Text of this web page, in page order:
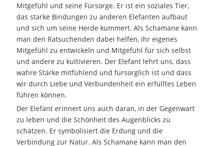
Mitgefühl und seine Fürsorge. Er ist ein soziales Tier,
das starke Bindungen zu anderen Elefanten aufbaut
und sich um seine Herde kümmert. Als Schamane kann
man den Ratsuchenden dabei helfen, ihr eigenes
Mitgefühl zu entwickeln und Mitgefühl für sich selbst
und andere zu kultivieren. Der Elefant lehrt uns, dass
wahre Stärke mitfühlend und fürsorglich ist und dass
wir durch Liebe und Verbundenheit ein erfülltes Leben
führen können.
Der Elefant erinnert uns auch daran, in der Gegenwart
zu leben und die Schönheit des Augenblicks zu
schätzen. Er symbolisiert die Erdung und die
Verbindung zur Natur. Als Schamane kann man den